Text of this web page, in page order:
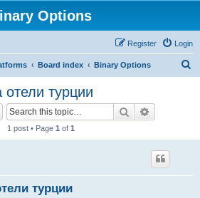
Options
Login
Register
Board index Binary Options
турции
Search
1 post • Page 1 of 1
турции